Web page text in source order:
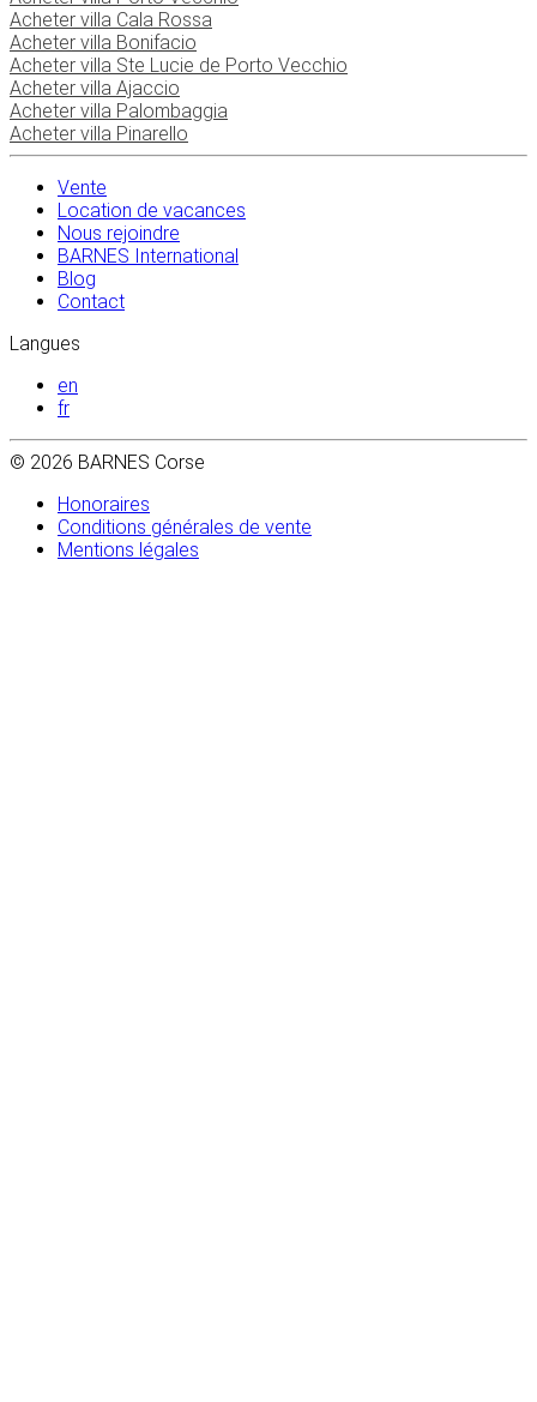
Acheter villa Cala Rossa
Acheter villa Bonifacio
Acheter villa Ste Lucie de Porto Vecchio
Acheter villa Ajaccio
Acheter villa Palombaggia
Acheter villa Pinarello
Vente
Location de vacances
Nous rejoindre
BARNES International
Blog
Contact
Langues
en
fr
© 2026 BARNES Corse
Honoraires
Conditions générales de vente
Mentions légales